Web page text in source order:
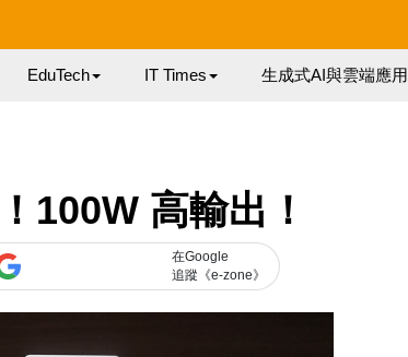
EduTech IT Times 生成式AI與雲端應用
100W 高輸出！
在Google
追蹤《e-zone》